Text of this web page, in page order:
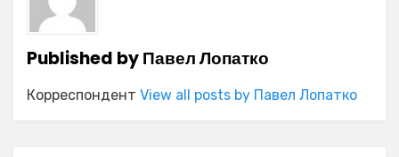
Published byПавел Лопатко
Корреспондент View all posts by Павел Лопатко